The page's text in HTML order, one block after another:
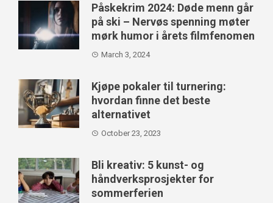
Påskekrim 2024: Døde menn går
på ski – Nervøs spenning møter
mørk humor i årets filmfenomen
March 3, 2024
Kjøpe pokaler til turnering:
hvordan finne det beste
alternativet
October 23, 2023
Bli kreativ: 5 kunst- og
håndverksprosjekter for
sommerferien